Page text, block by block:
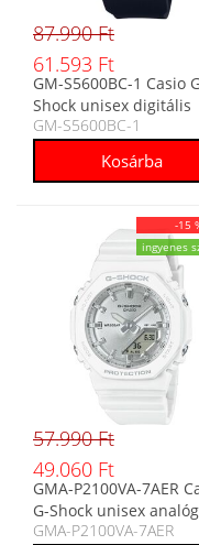
87.990 Ft
61.593 Ft
GM-S5600BC-1 Casio
Shock unisex digitális
karóra
GM-S5600BC-1
-15
ingyenes
57.990 Ft
49.060 Ft
GMA-P2100VA-7AER
G-Shock unisex
digitális karóra
GMA-P2100VA-7AER